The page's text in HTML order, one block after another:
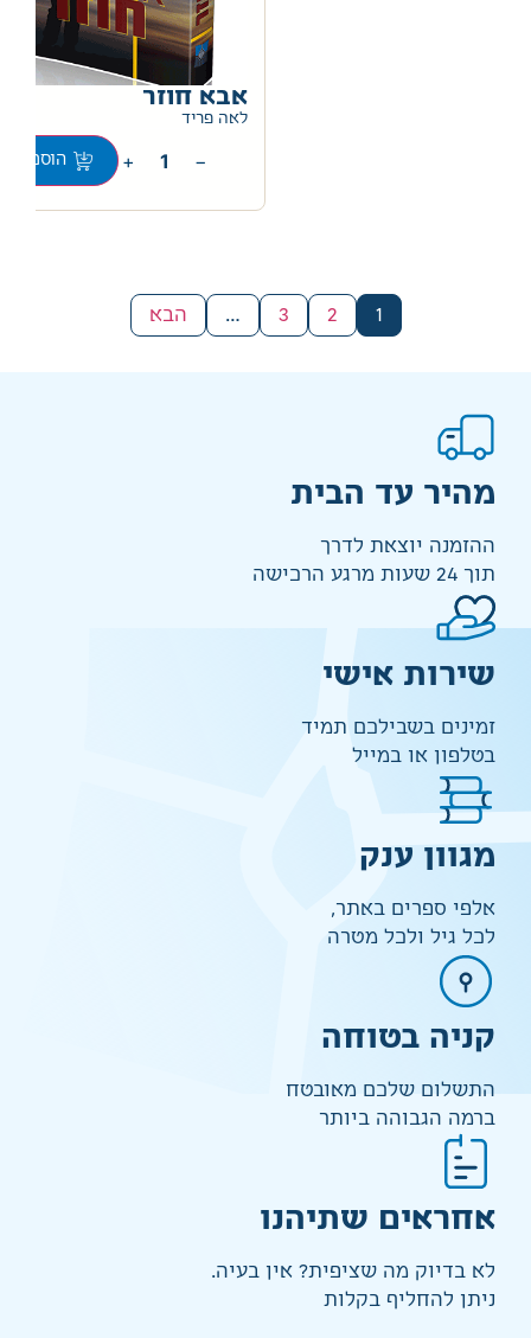
אבא חוזר
לאה פריד
−
+ הוספה
1
2
3
… הבא
מהיר עד הבית
ההזמנה יוצאת לדרך
תוך 24 שעות מרגע הרכישה
שירות אישי
זמינים בשבילכם תמיד
בטלפון או במייל
מגוון ענק
אלפי ספרים באתר,
לכל גיל ולכל מטרה
קניה בטוחה
התשלום שלכם מאובטח
ברמה הגבוהה ביותר
אחראים שתיהנו
לא בדיוק מה שציפית? אין בעיה.
ניתן להחליף בקלות